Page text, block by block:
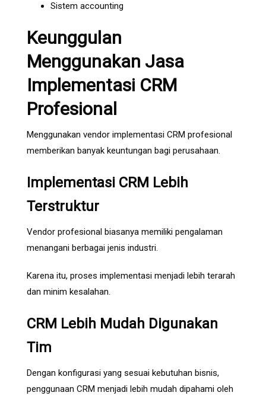
Sistem accounting
Keunggulan
Menggunakan Jasa
Implementasi CRM
Profesional
Menggunakan vendor implementasi CRM profesional
memberikan banyak keuntungan bagi perusahaan.
Implementasi CRM Lebih
Terstruktur
Vendor profesional biasanya memiliki pengalaman
menangani berbagai jenis industri.
Karena itu, proses implementasi menjadi lebih terarah
dan minim kesalahan.
CRM Lebih Mudah Digunakan
Tim
Dengan konfigurasi yang sesuai kebutuhan bisnis,
penggunaan CRM menjadi lebih mudah dipahami oleh